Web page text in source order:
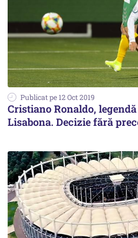
Publicat pe 12 Oct 2019
Cristiano Ronaldo,
Lisabona. Decizie fără